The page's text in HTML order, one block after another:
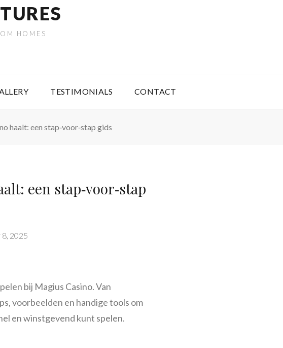
HOMES
TESTIMONIALS CONTACT
haalt: een stap‑voor‑stap gids
een stap‑voor‑stap
2025
bij Magius Casino. Van
voorbeelden en handige tools om
en winstgevend kunt spelen.